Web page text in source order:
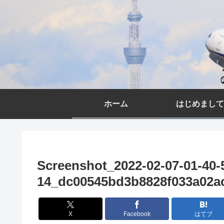
ホーム はじめまし
Screenshot_2022-02-07-01-40-
X Facebook はてブ